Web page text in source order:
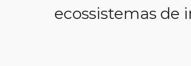
está a ciência da